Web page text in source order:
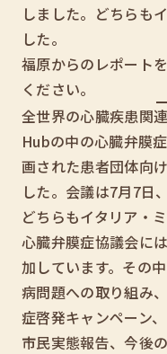
しました。どちらも
した。
福原からのレポート
ください。
全世界の心臓疾患関
Hubの中の心臓弁膜
画された患者団体向
した。会議は7月7日
どちらもイタリア・
心臓弁膜症協議会に
加しています。その
病問題への取り組み
症啓発キャンペーン
市民実態報告、今後